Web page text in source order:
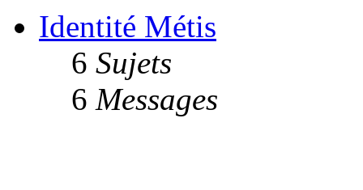
Identité Métis
6 Sujets
6 Messages